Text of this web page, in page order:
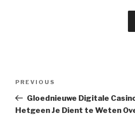
Previous
Post
PREVIOUS
Gloednieuwe Digitale
Hetgeen Je Dient te Weten